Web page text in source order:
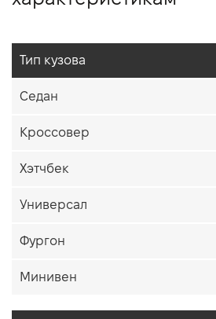
Тип кузова
Седан
Кроссовер
Хэтчбек
Универсал
Фургон
Минивен